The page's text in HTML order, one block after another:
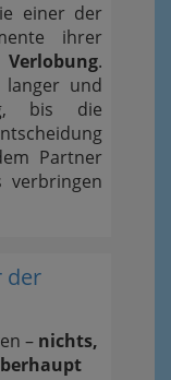
einer der
ihrer
.
und
bis die
Partner
verbringen
der
– nichts,